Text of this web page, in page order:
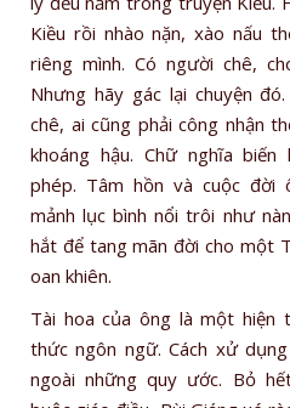
Kiều rồi nhào nặn, xào nấu
riêng mình. Có người chê,
Nhưng hãy gác lại chuyện
chê, ai cũng phải công nhận
khoáng hậu. Chữ nghĩa biến
phép. Tâm hồn và cuộc đời
mảnh lục bình nổi trôi như
hắt để tang mãn đời cho một
oan khiên.
Tài hoa của ông là một hiện
thức ngôn ngữ. Cách xử
ngoài những quy ước. Bỏ